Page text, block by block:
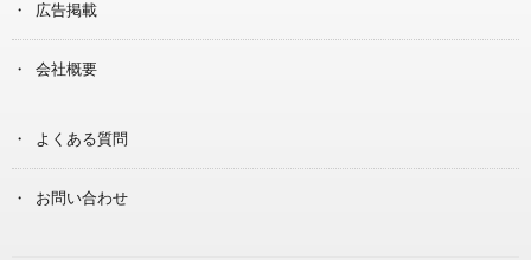
広告掲載
会社概要
よくある質問
お問い合わせ